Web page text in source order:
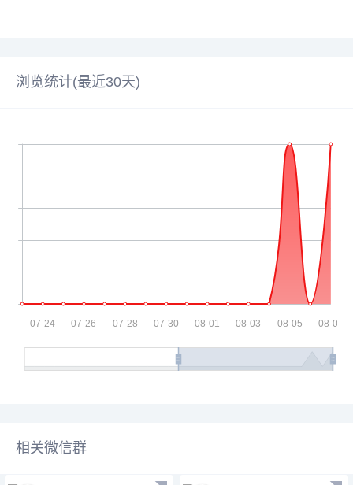
浏览统计(最近30天)
相关微信群